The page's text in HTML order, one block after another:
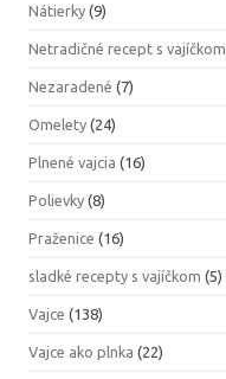
Nátierky (9)
Netradičné recept s vajíčkom
Nezaradené (7)
Omelety (24)
Plnené vajcia (16)
Polievky (8)
Praženice (16)
sladké recepty s vajíčkom (5)
Vajce (138)
Vajce ako plnka (22)